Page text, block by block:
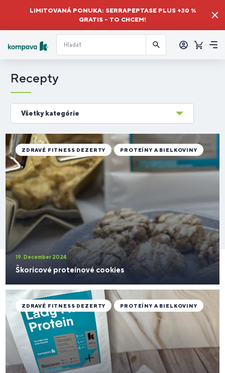
LIMITOVANÁ PONUKA: SERRAPEPTASE PLUS +30 %
GRATIS – TO CHCEM!
sa
Košík
Recepty
Všetky kategórie
19. December 2024
Škoricové proteínové cookies
ZDRAVÉ FITNESS DEZERTY PROTEÍNY A BIELKOVINY
ZDRAVÉ FITNESS DEZERTY PROTEÍNY A BIELKOVINY